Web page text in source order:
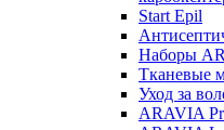
Start Epil
Наборы
Тканевые
Уход за
ARAVIA